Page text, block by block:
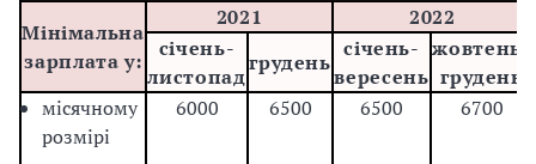
Мінімальна
зарплата у:
2021
2022
січень-
листопад
грудень
січень-
вересень
жовтень-
грудень
місячному
розмірі
6000 6500 6500 6700